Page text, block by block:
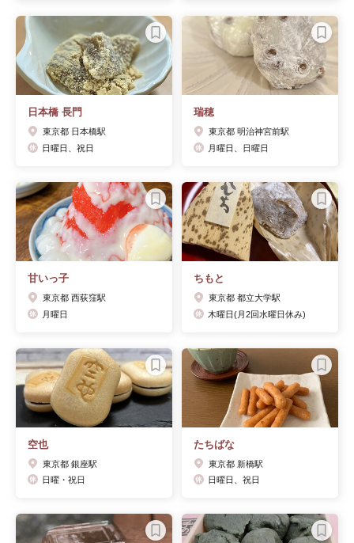
日本橋 長門
東京都 日本橋駅
日曜日、祝日
瑞穂
東京都 明治神宮前駅
月曜日、日曜日
甘いっ子
東京都 西荻窪駅
月曜日
ちもと
東京都 都立大学駅
木曜日(月2回水曜日休み)
空也
東京都 銀座駅
日曜・祝日
たちばな
東京都 新橋駅
日曜日、祝日